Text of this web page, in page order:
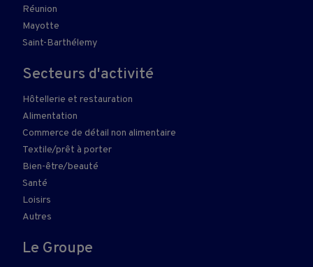
Réunion
Mayotte
Saint-Barthélemy
Secteurs d'activité
Hôtellerie et restauration
Alimentation
Commerce de détail non alimentaire
Textile/prêt à porter
Bien-être/beauté
Santé
Loisirs
Autres
Le Groupe